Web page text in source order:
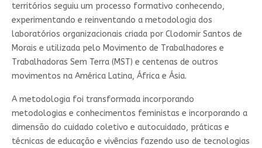
territórios seguiu um processo formativo conhecendo,
experimentando e reinventando a metodologia dos
laboratórios organizacionais criada por Clodomir Santos de
Morais e utilizada pelo Movimento de Trabalhadores e
Trabalhadoras Sem Terra (MST) e centenas de outros
movimentos na América Latina, África e Ásia.
A metodologia foi transformada incorporando
metodologias e conhecimentos feministas e incorporando a
dimensão do cuidado coletivo e autocuidado, práticas e
técnicas de educação e vivências fazendo uso de tecnologias